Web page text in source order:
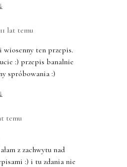
11 lat temu
wiosenny ten przepis.
:) przepis banalnie
spróbowania :)
temu
z zachwytu nad
:) i tu zdania nie